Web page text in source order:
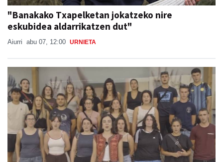
"Banakako Txapelketan jokatzeko nire
eskubidea aldarrikatzen dut"
Aiurri abu 07, 12:00 URNIETA